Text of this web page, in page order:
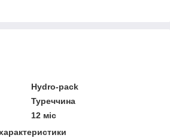
Hydro-pack
Туреччина
12 міс